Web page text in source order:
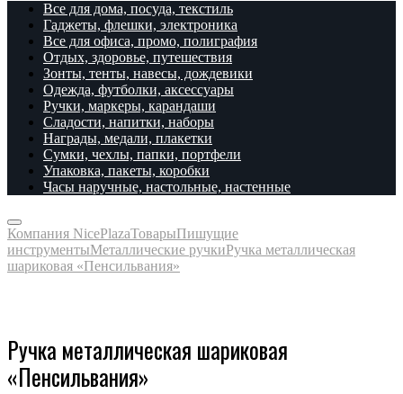
Все для дома, посуда, текстиль
Гаджеты, флешки, электроника
Все для офиса, промо, полиграфия
Отдых, здоровье, путешествия
Зонты, тенты, навесы, дождевики
Одежда, футболки, аксессуары
Ручки, маркеры, карандаши
Сладости, напитки, наборы
Награды, медали, плакетки
Сумки, чехлы, папки, портфели
Упаковка, пакеты, коробки
Часы наручные, настольные, настенные
Компания NicePlazaТоварыПишущие
инструментыМеталлические ручкиРучка металлическая
шариковая «Пенсильвания»
Ручка металлическая шариковая
«Пенсильвания»